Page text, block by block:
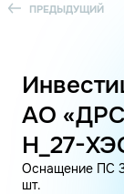
ПРЕДЫДУЩИЙ
АО
H_27-
Оснащение ПС
шт.